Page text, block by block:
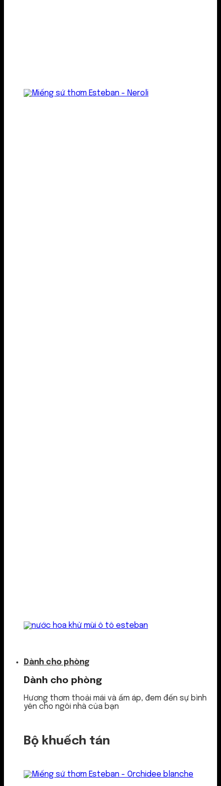
Dành cho phòng
Dành cho phòng
Hương thơm thoải mái và ấm áp, đem đến sự bình
yên cho ngôi nhà của bạn
Bộ khuếch tán